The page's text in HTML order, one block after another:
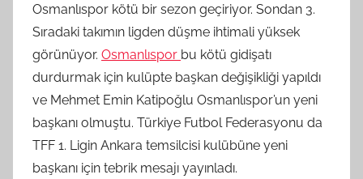
Osmanlıspor kötü bir sezon geçiriyor. Sondan 3.
Sıradaki takımın ligden düşme ihtimali yüksek
görünüyor. Osmanlıspor bu kötü gidişatı
durdurmak için kulüpte başkan değişikliği yapıldı
ve Mehmet Emin Katipoğlu Osmanlıspor’un yeni
başkanı olmuştu. Türkiye Futbol Federasyonu da
TFF 1. Ligin Ankara temsilcisi kulübüne yeni
başkanı için tebrik mesajı yayınladı.